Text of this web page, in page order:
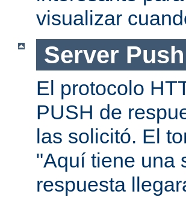
visualizar
Server Push
El protocolo
PUSH de
las solicitó. El
"Aquí tiene una
respuesta